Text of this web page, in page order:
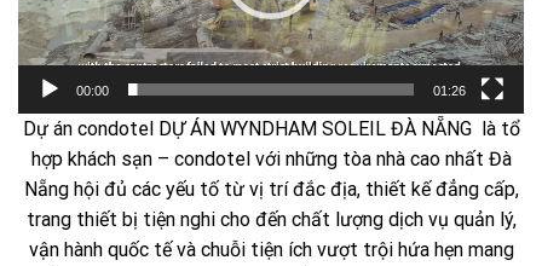
00:00 01:26
Dự án condotel DỰ ÁN WYNDHAM SOLEIL ĐÀ NẴNG là tổ
hợp khách sạn – condotel với những tòa nhà cao nhất Đà
Nẵng hội đủ các yếu tố từ vị trí đắc địa, thiết kế đẳng cấp,
trang thiết bị tiện nghi cho đến chất lượng dịch vụ quản lý,
vận hành quốc tế và chuỗi tiện ích vượt trội hứa hẹn mang